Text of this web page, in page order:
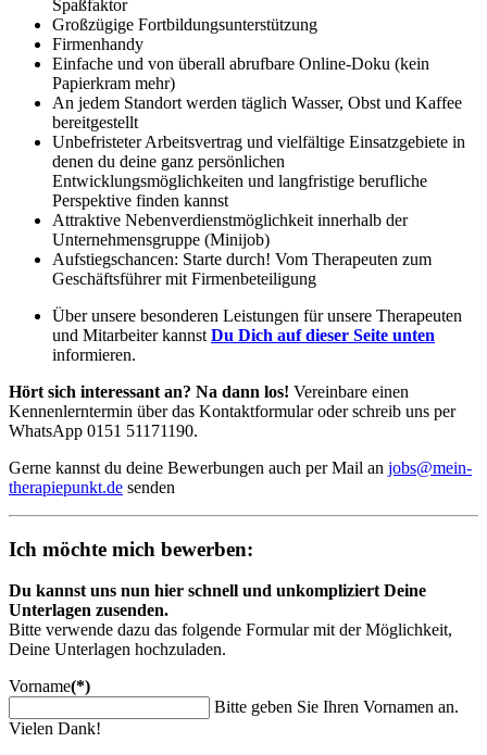
Spaßfaktor
Großzügige Fortbildungsunterstützung
Firmenhandy
Einfache und von überall abrufbare Online-Doku (kein
Papierkram mehr)
An jedem Standort werden täglich Wasser, Obst und Kaffee
bereitgestellt
Unbefristeter Arbeitsvertrag und vielfältige Einsatzgebiete in
denen du deine ganz persönlichen
Entwicklungsmöglichkeiten und langfristige berufliche
Perspektive finden kannst
Attraktive Nebenverdienstmöglichkeit innerhalb der
Unternehmensgruppe (Minijob)
Aufstiegschancen: Starte durch! Vom Therapeuten zum
Geschäftsführer mit Firmenbeteiligung
Über unsere besonderen Leistungen für unsere Therapeuten
und Mitarbeiter kannst Du Dich auf dieser Seite unten
informieren.
Hört sich interessant an? Na dann los! Vereinbare einen
Kennenlerntermin über das Kontaktformular oder schreib uns per
WhatsApp 0151 51171190.
Gerne kannst du deine Bewerbungen auch per Mail an jobs@mein-
therapiepunkt.de senden
Ich möchte mich bewerben:
Du kannst uns nun hier schnell und unkompliziert Deine
Unterlagen zusenden.
Bitte verwende dazu das folgende Formular mit der Möglichkeit,
Deine Unterlagen hochzuladen.
Vorname(*)
Bitte geben Sie Ihren Vornamen an.
Vielen Dank!